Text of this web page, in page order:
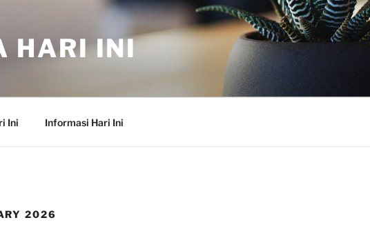
HARI INI
Ini Informasi Hari Ini
2026